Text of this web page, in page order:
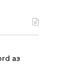
аз